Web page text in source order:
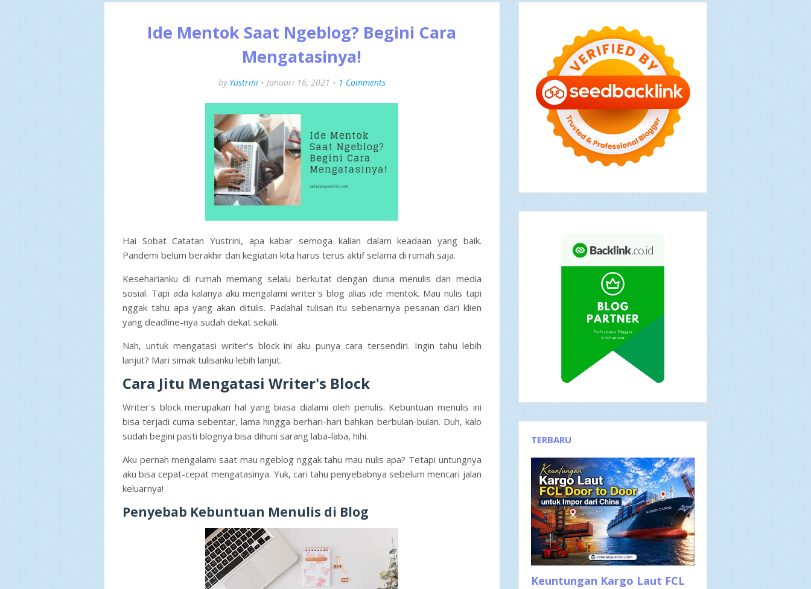
Ide Mentok Saat Ngeblog? Begini Cara
Mengatasinya!
by Yustrini Januari 16, 2021 1 Comments
Hai Sobat Catatan Yustrini, apa kabar semoga kalian dalam keadaan yang baik.
Pandemi belum berakhir dan kegiatan kita harus terus aktif selama di rumah saja.
Keseharianku di rumah memang selalu berkutat dengan dunia menulis dan media
sosial. Tapi ada kalanya aku mengalami writer's blog alias ide mentok. Mau nulis tapi
nggak tahu apa yang akan ditulis. Padahal tulisan itu sebenarnya pesanan dari klien
yang deadline-nya sudah dekat sekali.
Nah, untuk mengatasi writer's block ini aku punya cara tersendiri. Ingin tahu lebih
lanjut? Mari simak tulisanku lebih lanjut.
Cara Jitu Mengatasi Writer's Block
Writer's block merupakan hal yang biasa dialami oleh penulis. Kebuntuan menulis ini
bisa terjadi cuma sebentar, lama hingga berhari-hari bahkan berbulan-bulan. Duh, kalo
sudah begini pasti blognya bisa dihuni sarang laba-laba, hihi.
Aku pernah mengalami saat mau ngeblog nggak tahu mau nulis apa? Tetapi untungnya
aku bisa cepat-cepat mengatasinya. Yuk, cari tahu penyebabnya sebelum mencari jalan
keluarnya!
Penyebab Kebuntuan Menulis di Blog
TERBARU
Keuntungan Kargo Laut FCL